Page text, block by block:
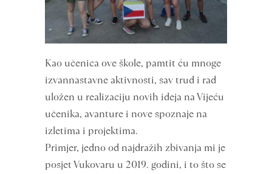
Kao učenica ove škole, pamtit ću mnoge
izvannastavne aktivnosti, sav trud i rad
uložen u realizaciju novih ideja na Vijeću
učenika, avanture i nove spoznaje na
izletima i projektima.
Primjer, jedno od najdražih zbivanja mi je
posjet Vukovaru u 2019. godini, i to što se